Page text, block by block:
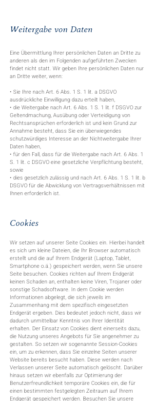
Weitergabe von Daten
Eine Übermittlung Ihrer persönlichen Daten an Dritte zu
anderen als den im Folgenden aufgeführten Zwecken
findet nicht statt. Wir geben Ihre persönlichen Daten nur
an Dritte weiter, wenn:
• Sie Ihre nach Art. 6 Abs. 1 S. 1 lit. a DSGVO
ausdrückliche Einwilligung dazu erteilt haben,
• die Weitergabe nach Art. 6 Abs. 1 S. 1 lit. f DSGVO zur
Geltendmachung, Ausübung oder Verteidigung von
Rechtsansprüchen erforderlich ist und kein Grund zur
Annahme besteht, dass Sie ein überwiegendes
schutzwürdiges Interesse an der Nichtweitergabe Ihrer
Daten haben,
• für den Fall, dass für die Weitergabe nach Art. 6 Abs. 1
S. 1 lit. c DSGVO eine gesetzliche Verpflichtung besteht,
sowie
• dies gesetzlich zulässig und nach Art. 6 Abs. 1 S. 1 lit. b
DSGVO für die Abwicklung von Vertragsverhältnissen mit
Ihnen erforderlich ist.
Cookies
Wir setzen auf unserer Seite Cookies ein. Hierbei handelt
es sich um kleine Dateien, die Ihr Browser automatisch
erstellt und die auf Ihrem Endgerät (Laptop, Tablet,
Smartphone o.ä.) gespeichert werden, wenn Sie unsere
Seite besuchen. Cookies richten auf Ihrem Endgerät
keinen Schaden an, enthalten keine Viren, Trojaner oder
sonstige Schadsoftware. In dem Cookie werden
Informationen abgelegt, die sich jeweils im
Zusammenhang mit dem spezifisch eingesetzten
Endgerät ergeben. Dies bedeutet jedoch nicht, dass wir
dadurch unmittelbar Kenntnis von Ihrer Identität
erhalten. Der Einsatz von Cookies dient einerseits dazu,
die Nutzung unseres Angebots für Sie angenehmer zu
gestalten. So setzen wir sogenannte Session-Cookies
ein, um zu erkennen, dass Sie einzelne Seiten unserer
Website bereits besucht haben. Diese werden nach
Verlassen unserer Seite automatisch gelöscht. Darüber
hinaus setzen wir ebenfalls zur Optimierung der
Benutzerfreundlichkeit temporäre Cookies ein, die für
einen bestimmten festgelegten Zeitraum auf Ihrem
Endgerät gespeichert werden. Besuchen Sie unsere